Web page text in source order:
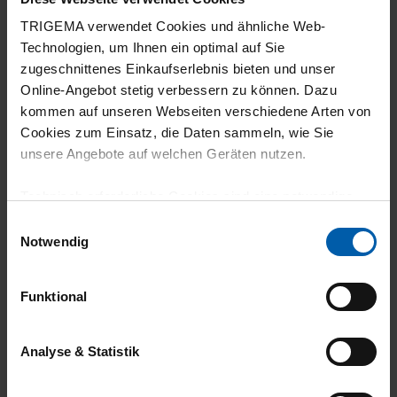
TRIGEMA verwendet Cookies und ähnliche Web-
Technologien, um Ihnen ein optimal auf Sie
zugeschnittenes Einkaufserlebnis bieten und unser
Online-Angebot stetig verbessern zu können. Dazu
kommen auf unseren Webseiten verschiedene Arten von
Cookies zum Einsatz, die Daten sammeln, wie Sie
unsere Angebote auf welchen Geräten nutzen.
grundlegende Funktionen wie etwa zur Auswahl und
gewährleisten.
Für die Darstellung personalisierter Angebote, Anzeigen
und Inhalte aufgrund Ihres Nutzerverhaltens und Ihres
Notwendig
Funktional
Analyse & Statistik
climate-neutral
shipping
Family business